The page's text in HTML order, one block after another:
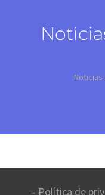
Noticias
– Política de